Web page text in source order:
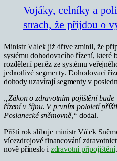
Vojáky, celníky a
strach, že přijdou o
Ministr Válek již dříve zmínil, že
systému dohodovacího řízení, které
rozdělení peněz ze systému
jednotlivé segmenty. Dohodovací
dohody uzavírají segmenty v
„Zákon o zdravotním pojištění
řízení v říjnu. V prvním pololetí
Poslanecké sněmovně,“ dodal.
Příští rok slibuje ministr Válek
vícezdrojové financování
nově přineslo i zdravotní připojištění.